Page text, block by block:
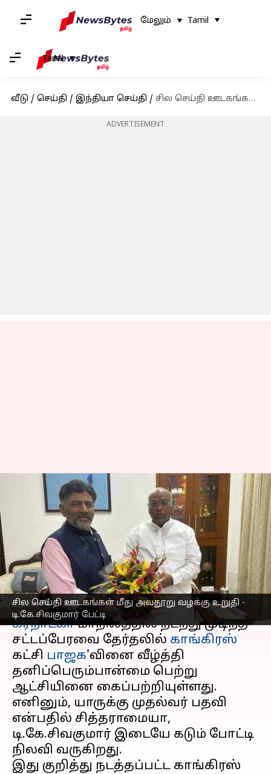
மேலும் Tamil
Tamil
வீடு / செய்தி / இந்தியா செய்தி / சில செய்தி ஊடகங்கள் மீது அவதூறு வழக்கு உறுதி - டி.கே.சிவகுமார் பேட்டி
ADVERTISEMENT
சில செய்தி ஊடகங்கள் மீது அவதூறு வழக்கு உறுதி -
டி.கே.சிவகுமார் பேட்டி
சில செய்தி ஊடகங்கள்
மீது அவதூறு வழக்கு
உறுதி - டி.கே.சிவகுமார்
பேட்டி
எழுதியவர் Nivetha P May 16, 2023 07:13 pm
செய்தி முன்னோட்டம்
கர்நாடகாமாநிலத்தில் நடந்து முடிந்த
சட்டப்பேரவை தேர்தலில் காங்கிரஸ்
கட்சி பாஜக'வினை வீழ்த்தி
தனிப்பெரும்பான்மை பெற்று
ஆட்சியினை கைப்பற்றியுள்ளது.
எனினும், யாருக்கு முதல்வர் பதவி
என்பதில் சித்தராமையா,
டி.கே.சிவகுமார் இடையே கடும் போட்டி
நிலவி வருகிறது.
இது குறித்து நடத்தப்பட்ட காங்கிரஸ்